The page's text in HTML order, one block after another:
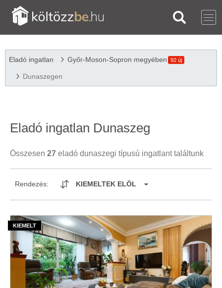
Eladó ingatlan Győr-Moson-Sopron megyében 92 új
Dunaszegen
Eladó ingatlan Dunaszeg
Összesen 27 eladó dunaszegi típusú ingatlant találtunk
Rendezés: KIEMELTEK ELÖL